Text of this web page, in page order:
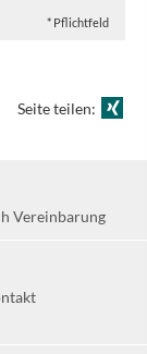
* Pflichtfeld
Seite teilen:
Vereinbarung